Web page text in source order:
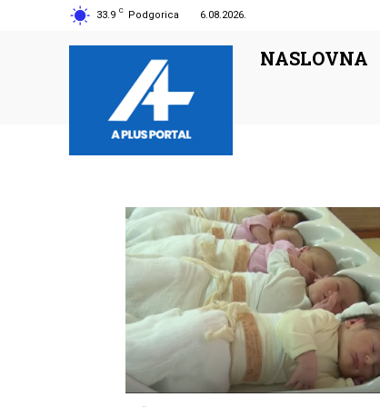
33.9 C Podgorica 6.08.2026.
NASLOVNA